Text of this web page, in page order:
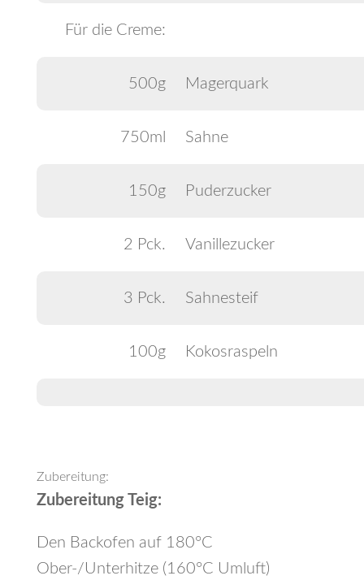
Für die Creme:
500g Magerquark
750ml Sahne
150g Puderzucker
2 Pck. Vanillezucker
3 Pck. Sahnesteif
100g Kokosraspeln
Zubereitung:
Zubereitung Teig:
Den Backofen auf 180°C
Ober-/Unterhitze (160°C Umluft)